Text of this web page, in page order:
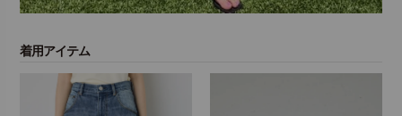
着用アイテム